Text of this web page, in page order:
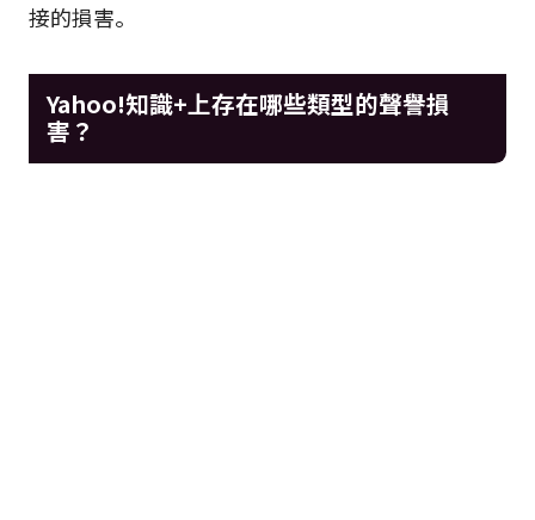
接的損害。
Yahoo!知識+上存在哪些類型的聲譽損
害？